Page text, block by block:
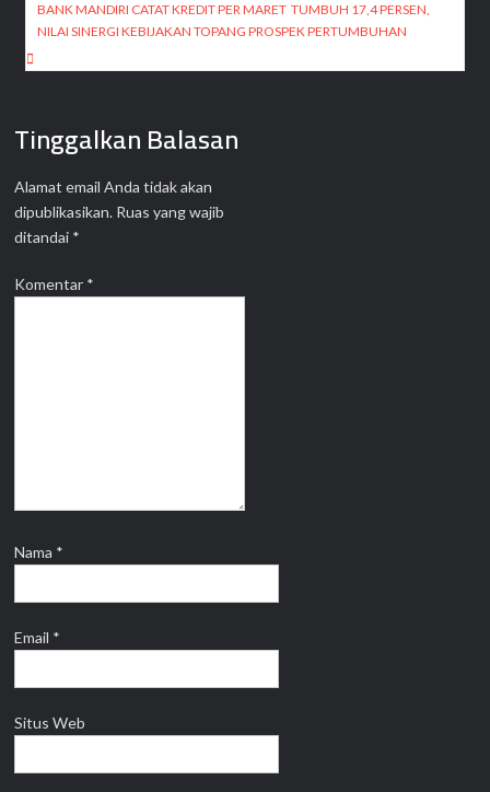
BANK MANDIRI CATAT KREDIT PER MARET TUMBUH 17,4 PERSEN,
NILAI SINERGI KEBIJAKAN TOPANG PROSPEK PERTUMBUHAN
Tinggalkan Balasan
Alamat email Anda tidak akan
dipublikasikan. Ruas yang wajib
ditandai *
Komentar *
Nama *
Email *
Situs Web